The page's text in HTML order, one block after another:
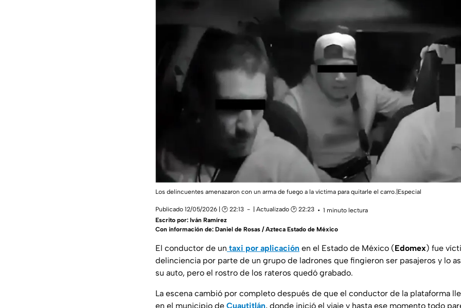
Los delincuentes amenazaron con un arma de fuego a la víctima para quitarle el carro.|Especial
Publicado 12/05/2026 | 🕑 22:13 | Actualizado 🕑 22:23
1 minuto lectura
Escrito por: Iván Ramírez
Con información de: Daniel de Rosas / Azteca Estado de México
El conductor de un taxi por aplicación en el Estado de México (Edomex) fue
delinciencia por parte de un grupo de ladrones que fingieron ser pasajeros y lo
su auto, pero el rostro de los rateros quedó grabado.
La escena cambió por completo después de que el conductor de la plataforma
en el municipio de Cuautitlán, donde inició el viaje y hasta ese momento todo